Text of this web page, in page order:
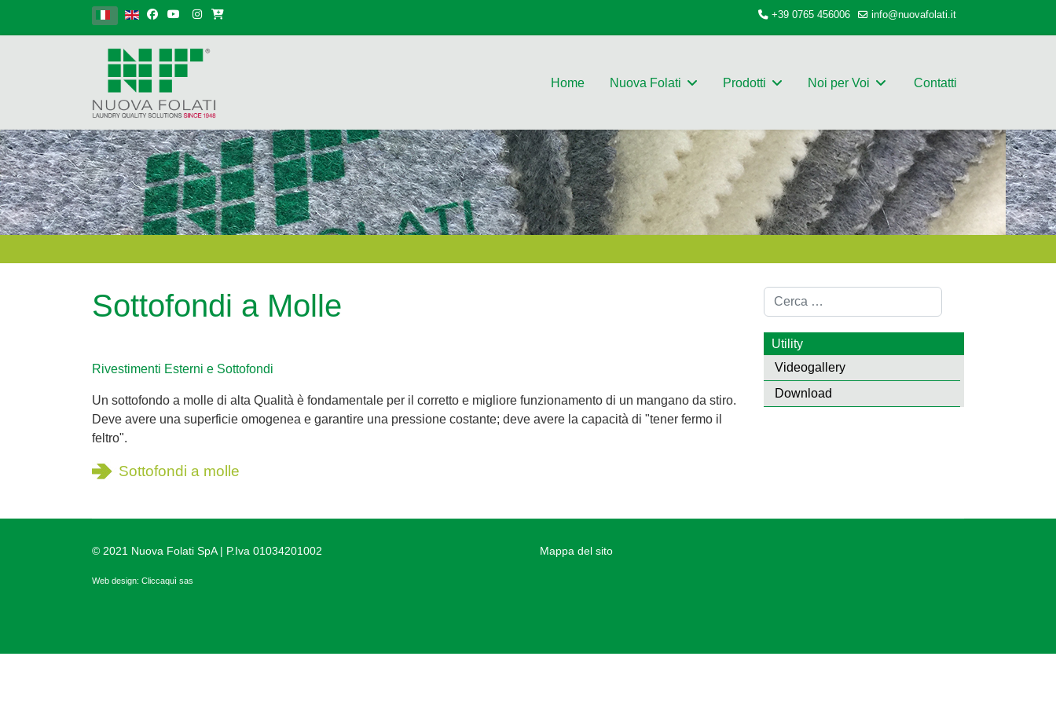
Seleziona la tua lingua +39 0765 456006 info@nuovafolati.it
Home Nuova Folati Prodotti Noi per Voi Contatti
Sottofondi a Molle
Rivestimenti Esterni e Sottofondi
Un sottofondo a molle di alta Qualità è fondamentale per il corretto e migliore funzionamento di un mangano da stiro.
Deve avere una superficie omogenea e garantire una pressione costante; deve avere la capacità di "tener fermo il
feltro".
Sottofondi a molle
Cerca
Utility
Videogallery
Download
© 2021 Nuova Folati SpA | P.Iva 01034201002
Web design: Cliccaquì sas
Mappa del sito